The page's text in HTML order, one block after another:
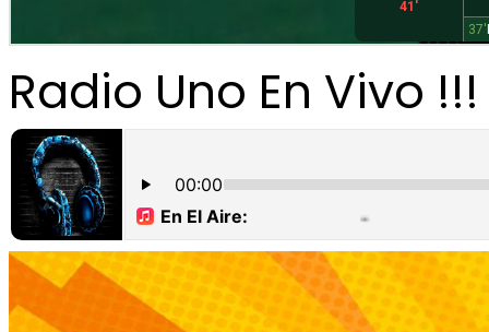
Radio Uno En Vivo !!!